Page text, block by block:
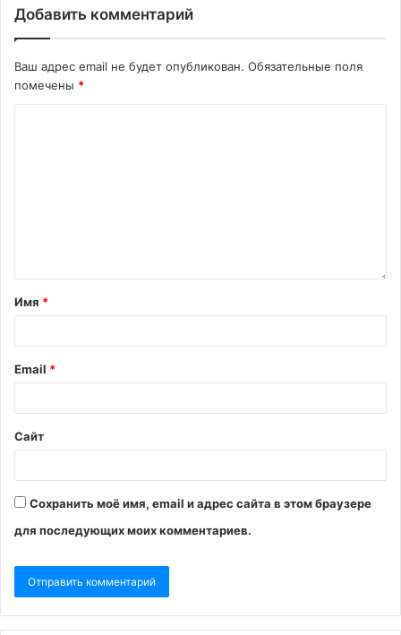
Добавить комментарий
Ваш адрес email не будет опубликован. Обязательные поля
помечены *
Имя *
Email *
Сайт
Сохранить моё имя, email и адрес сайта в этом браузере
для последующих моих комментариев.